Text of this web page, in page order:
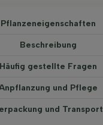
Pflanzeneigenschaften
Beschreibung
Häufig gestellte Fragen
und Pflege
und Transport